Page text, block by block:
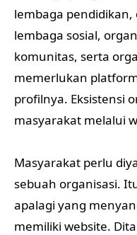
lembaga
lembaga sosial,
komunitas, serta
memerlukan
profilnya. Eksistensi
masyarakat melalui
Masyarakat perlu
sebuah organisasi.
apalagi yang
memiliki website.